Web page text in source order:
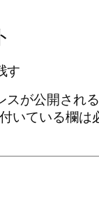
す
スが公開され
いている欄は